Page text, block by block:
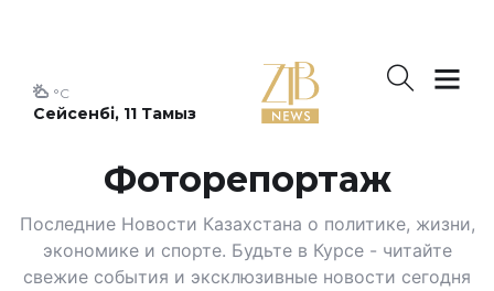
Сейсенбі, 11 Тамыз
°C
Фоторепортаж
Последние Новости Казахстана о политике, жизни,
экономике и спорте. Будьте в Курсе - читайте
свежие события и эксклюзивные новости сегодня